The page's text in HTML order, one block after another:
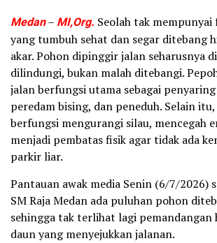
Medan– MI,Org. Seolah tak
yang tumbuh sehat dan segar ditebang
akar. Pohon dipinggir jalan seharusnya
dilindungi, bukan malah ditebangi.
jalan berfungsi utama sebagai
peredam bising, dan peneduh. Selain
berfungsi mengurangi silau, mencegah
menjadi pembatas fisik agar tidak ada
parkir liar.
Pantauan awak media Senin (6/7/2026)
SM Raja Medan ada puluhan pohon
sehingga tak terlihat lagi pemandangan
daun yang menyejukkan jalanan.